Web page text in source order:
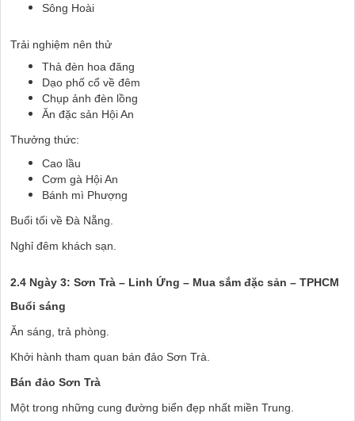
Sông Hoài
Trải nghiệm nên thử
Thả đèn hoa đăng
Dạo phố cổ về đêm
Chụp ảnh đèn lồng
Ăn đặc sản Hội An
Thưởng thức:
Cao lầu
Cơm gà Hội An
Bánh mì Phượng
Buổi tối về Đà Nẵng.
Nghỉ đêm khách sạn.
2.4 Ngày 3: Sơn Trà – Linh Ứng – Mua sắm đặc sản – TPHCM
Buổi sáng
Ăn sáng, trả phòng.
Khởi hành tham quan bán đảo Sơn Trà.
Bán đảo Sơn Trà
Một trong những cung đường biển đẹp nhất miền Trung.